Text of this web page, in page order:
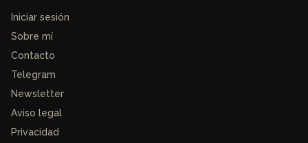
Iniciar sesión
Sobre mí
Contacto
Telegram
Newsletter
Aviso legal
Privacidad